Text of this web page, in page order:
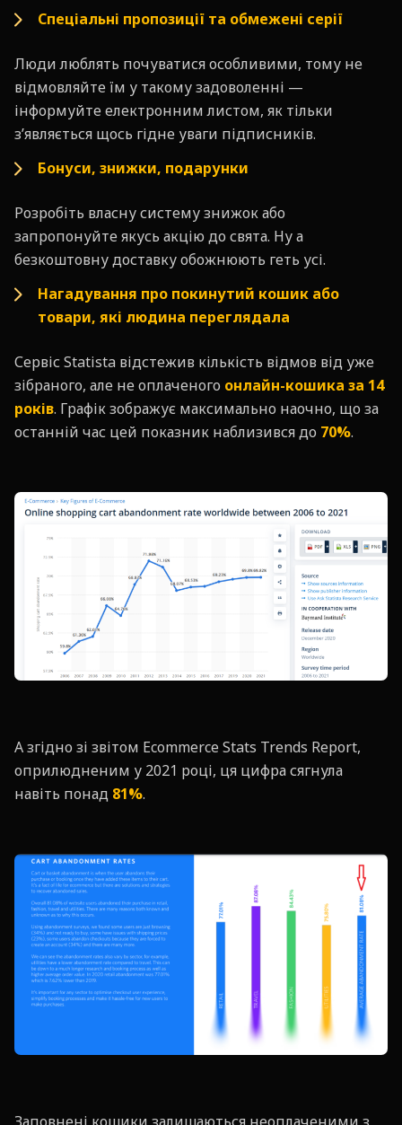
Спеціальні пропозиції та обмежені серії
Люди люблять почуватися особливими, тому не
відмовляйте їм у такому задоволенні —
інформуйте електронним листом, як тільки
з’являється щось гідне уваги підписників.
Бонуси, знижки, подарунки
Розробіть власну систему знижок або
запропонуйте якусь акцію до свята. Ну а
безкоштовну доставку обожнюють геть усі.
Нагадування про покинутий кошик або
товари, які людина переглядала
Сервіс Statista відстежив кількість відмов від уже
зібраного, але не оплаченого онлайн-кошика за 14
років. Графік зображує максимально наочно, що за
останній час цей показник наблизився до 70%.
А згідно зі звітом Ecommerce Stats Trends Report,
оприлюдненим у 2021 році, ця цифра сягнула
навіть понад 81%.